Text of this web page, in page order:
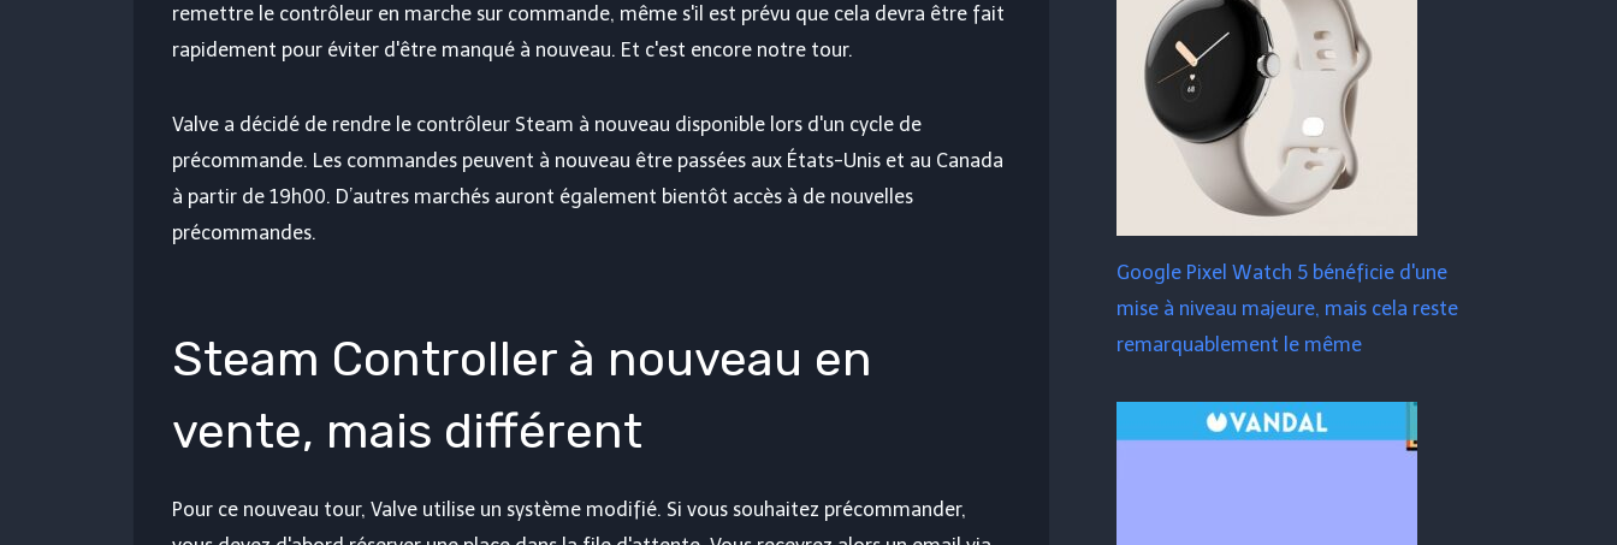
remettre le contrôleur en marche sur commande, même s'il est prévu que cela devra être fait
rapidement pour éviter d'être manqué à nouveau. Et c'est encore notre tour.
Valve a décidé de rendre le contrôleur Steam à nouveau disponible lors d'un cycle de
précommande. Les commandes peuvent à nouveau être passées aux États-Unis et au Canada
à partir de 19h00. D’autres marchés auront également bientôt accès à de nouvelles
précommandes.
Steam Controller à nouveau en
vente, mais différent
Pour ce nouveau tour, Valve utilise un système modifié. Si vous souhaitez précommander,
Google Pixel Watch 5 bénéficie d'une
mise à niveau majeure, mais cela reste
remarquablement le même